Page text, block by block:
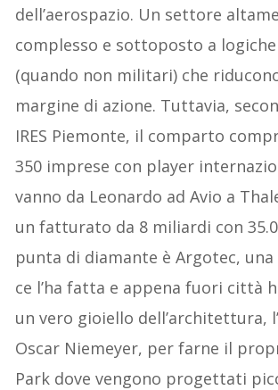
dell’aerospazio. Un settore
complesso e sottoposto a
(quando non militari) che
margine di azione. Tuttavia,
IRES Piemonte, il comparto
350 imprese con player
vanno da Leonardo ad Avio a
un fatturato da 8 miliardi con
punta di diamante è Argotec,
ce l’ha fatta e appena fuori città
un vero gioiello dell’architettura,
Oscar Niemeyer, per farne il
Park dove vengono progettati